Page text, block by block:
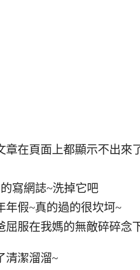
章在頁面上都顯示不出來
寫網誌~洗掉它吧
年假~真的過的很坎坷~
屈服在我媽的無敵碎碎念
清潔溜溜~